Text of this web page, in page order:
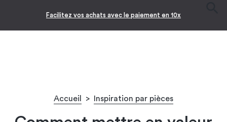
Facilitez vos achats avec le paiement en 10x
Accueil > Inspiration par pièces